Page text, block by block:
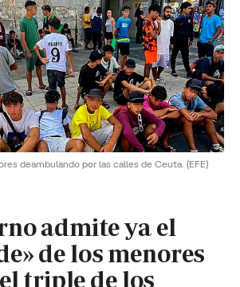
deambulando por las calles de Ceuta. (EFE)
admite ya el
de los menores
triple de los